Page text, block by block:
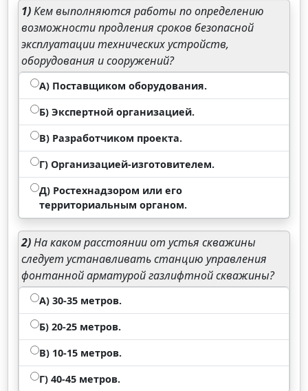
1)Кем выполняются работы по определению
возможности продления сроков безопасной
эксплуатации технических устройств,
оборудования и сооружений?
А) Поставщиком оборудования.
Б) Экспертной организацией.
В) Разработчиком проекта.
Г) Организацией-изготовителем.
Д) Ростехнадзором или его
территориальным органом.
2)На каком расстоянии от устья скважины
следует устанавливать станцию управления
фонтанной арматурой газлифтной скважины?
А) 30-35 метров.
Б) 20-25 метров.
В) 10-15 метров.
Г) 40-45 метров.